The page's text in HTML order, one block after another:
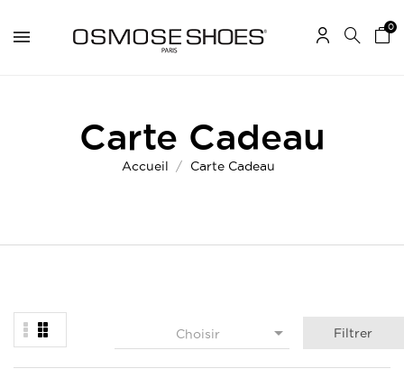
0
Carte Cadeau
Accueil Carte Cadeau
Choisir  Filtrer